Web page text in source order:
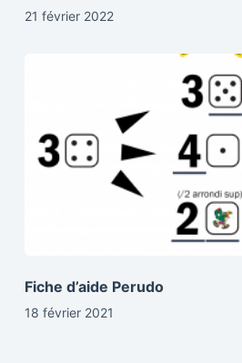
21 février 2022
Fiche d’aide Perudo
18 février 2021